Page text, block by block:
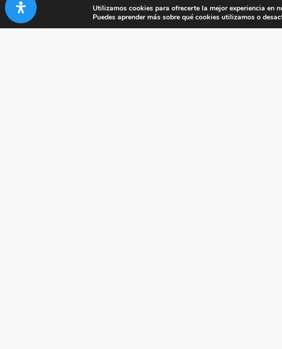
Utilizamos cookies para ofrecerte la mejor experiencia en
Puedes aprender más sobre qué cookies utilizamos o